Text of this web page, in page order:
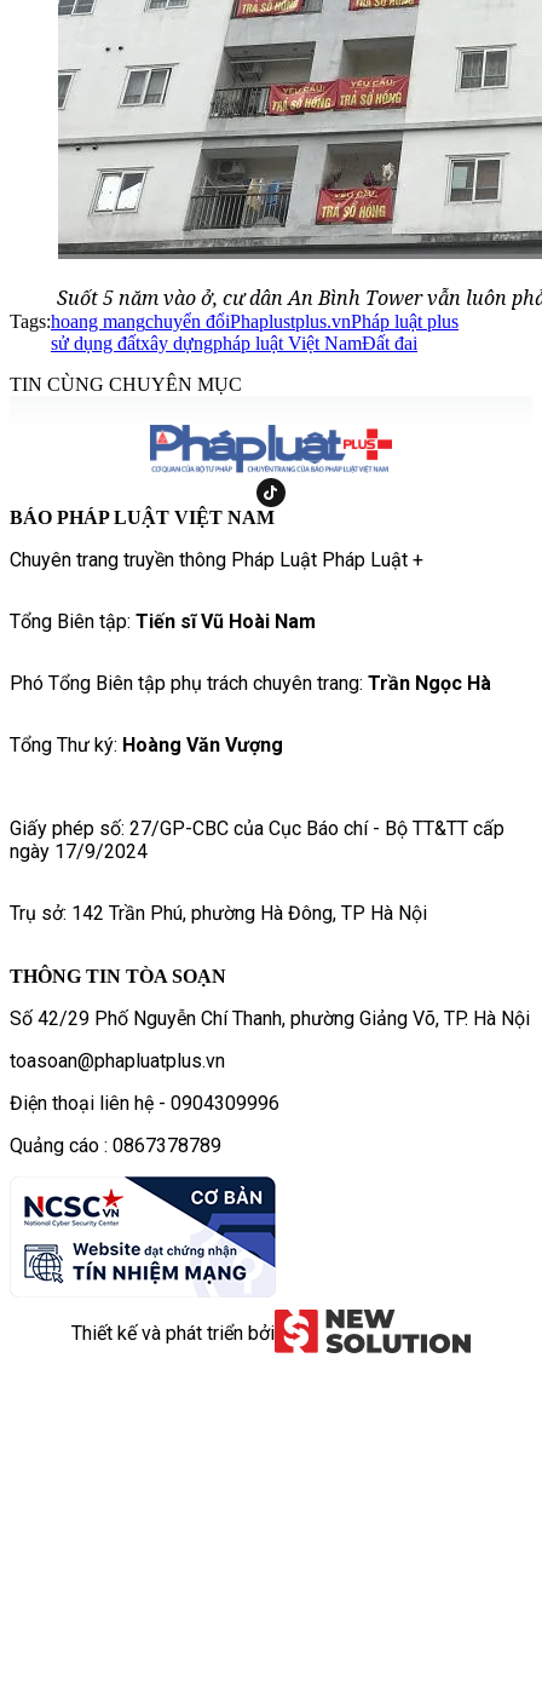
Suốt 5 năm vào ở, cư dân An Bình Tower vẫn luôn
Tags:hoang mangchuyển đổiPhaplustplus.vnPháp luật plus
sử dụng đấtxây dựngpháp luật Việt NamĐất đai
TIN CÙNG CHUYÊN MỤC
BÁO PHÁP LUẬT VIỆT NAM
Chuyên trang truyền thông Pháp Luật Pháp Luật +
Tổng Biên tập: Tiến sĩ Vũ Hoài Nam
Phó Tổng Biên tập phụ trách chuyên trang: Trần Ngọc Hà
Tổng Thư ký: Hoàng Văn Vượng
Giấy phép số: 27/GP-CBC của Cục Báo chí - Bộ TT&TT cấp
ngày 17/9/2024
Trụ sở: 142 Trần Phú, phường Hà Đông, TP Hà Nội
THÔNG TIN TÒA SOẠN
Số 42/29 Phố Nguyễn Chí Thanh, phường Giảng Võ, TP. Hà Nội
toasoan@phapluatplus.vn
Điện thoại liên hệ - 0904309996
Quảng cáo : 0867378789
Thiết kế và phát triển bởi